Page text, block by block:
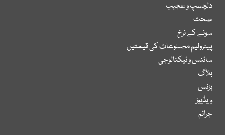
دلچسپ و عجیب
صحت
سونے کے نرخ
پیٹرولیم مصنوعات کی قیمتیں
سائنس و ٹیکنالوجی
بلاگ
بزنس
ویڈیوز
جرائم